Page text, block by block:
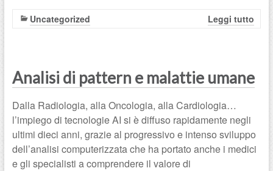
Uncategorized Leggi tutto
Analisi di pattern e malattie umane
Dalla Radiologia, alla Oncologia, alla Cardiologia…
l’impiego di tecnologie AI si è diffuso rapidamente negli
ultimi dieci anni, grazie al progressivo e intenso sviluppo
dell’analisi computerizzata che ha portato anche i medici
e gli specialisti a comprendere il valore di